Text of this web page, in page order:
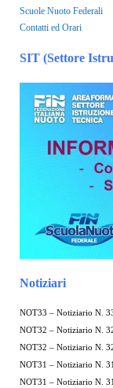
Scuole Nuoto Federali
Contatti ed Orari
SIT (Settore
Notiziari
NOT33 – Notiziario N.
NOT32 – Notiziario N.
NOT32 – Notiziario N.
NOT31 – Notiziario N.
NOT31 – Notiziario N.